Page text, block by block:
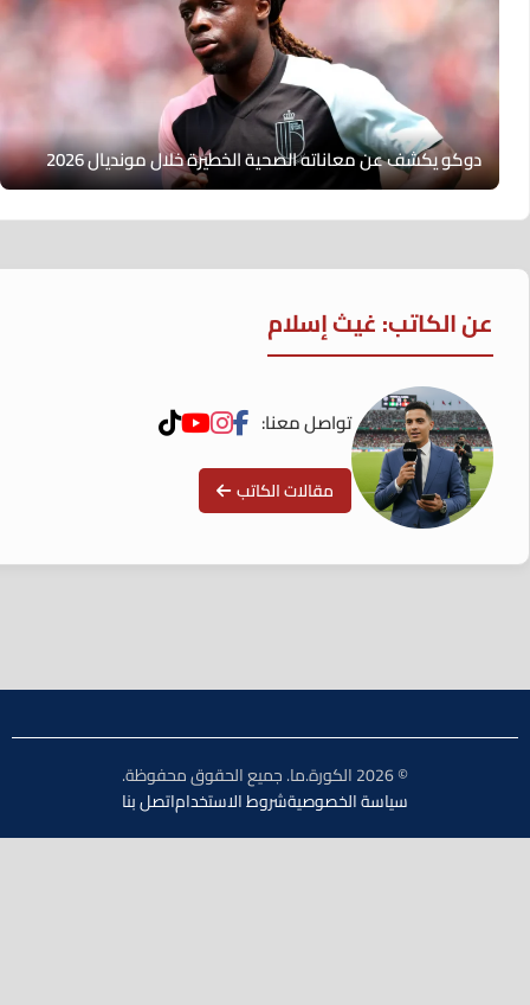
دوكو يكشف عن معاناته الصحية الخطيرة خلال مونديال 2026
عن الكاتب: غيث إسلام
تواصل معنا:
مقالات الكاتب
سياسة الخصوصيةشروط الاستخداماتصل بنا